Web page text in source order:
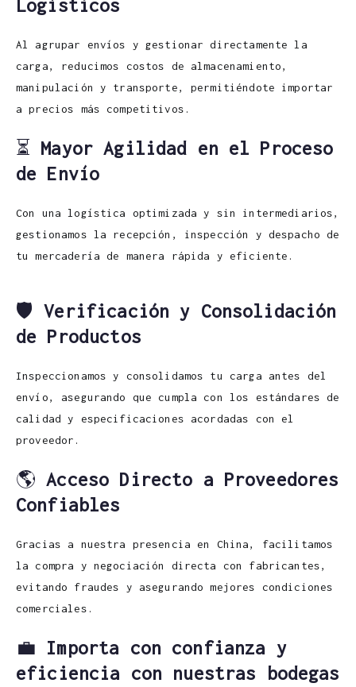
Logísticos
Al agrupar envíos y gestionar directamente la
carga, reducimos costos de almacenamiento,
manipulación y transporte, permitiéndote importar
a precios más competitivos.
⏳ Mayor Agilidad en el Proceso
de Envío
Con una logística optimizada y sin intermediarios,
gestionamos la recepción, inspección y despacho de
tu mercadería de manera rápida y eficiente.
🛡️Verificación y Consolidación
de Productos
Inspeccionamos y consolidamos tu carga antes del
envío, asegurando que cumpla con los estándares de
calidad y especificaciones acordadas con el
proveedor.
🌎Acceso Directo a Proveedores
Confiables
Gracias a nuestra presencia en China, facilitamos
la compra y negociación directa con fabricantes,
evitando fraudes y asegurando mejores condiciones
comerciales.
💼 Importa con confianza y
eficiencia con nuestras bodegas